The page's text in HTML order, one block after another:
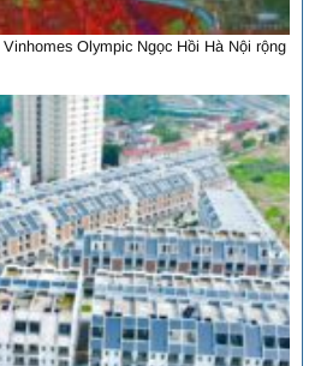
Olympic Ngọc Hồi Hà Nội rộng